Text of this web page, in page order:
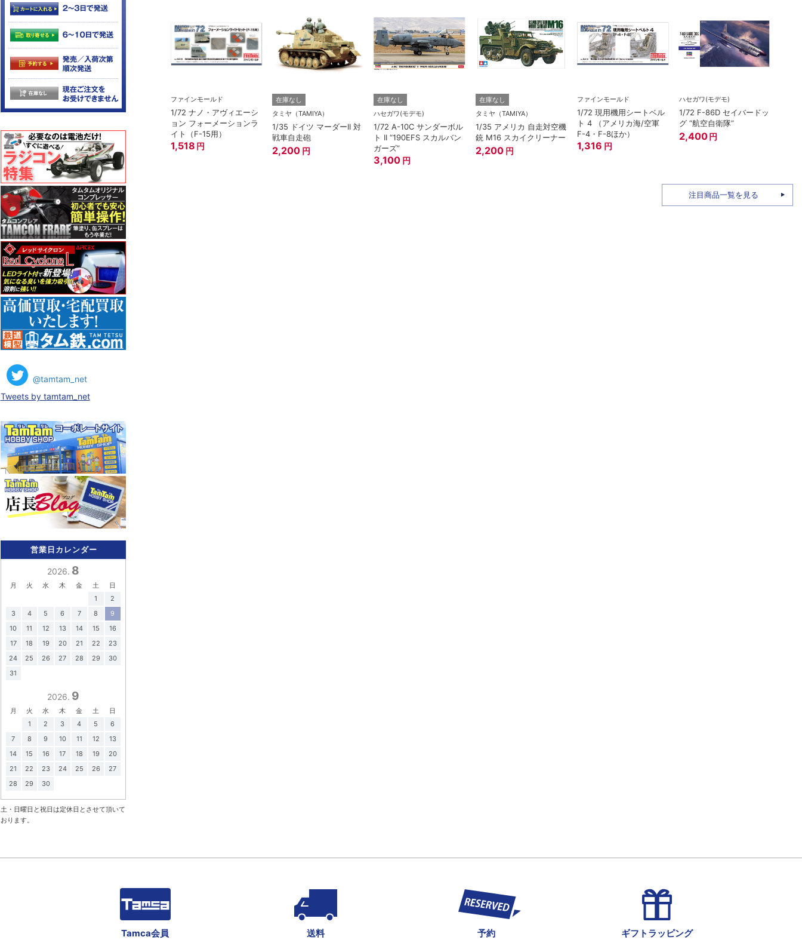
ファインモールド
1/72 ナノ・アヴィエーシ
ョン フォーメーションラ
イト（F-15用）
1,518 円
在庫なし
タミヤ（TAMIYA）
1/35 ドイツ マーダーII 対
戦車自走砲
2,200 円
在庫なし
ハセガワ(モデモ)
1/72 A-10C サンダーボル
ト II “190EFS スカルバン
ガーズ”
3,100 円
在庫なし
タミヤ（TAMIYA）
1/35 アメリカ 自走対空機
銃 M16 スカイクリーナー
2,200 円
ファインモールド
1/72 現用機用シートベル
ト 4 （アメリカ海/空軍
F-4・F-8ほか）
1,316 円
ハセガワ(モデモ)
1/72 F-86D セイバードッ
グ “航空自衛隊”
2,400 円
注目商品一覧を見る
@tamtam_net
Tweets by tamtam_net
営業日カレンダー
2026. 8
月 火 水 木 金 土
日
1
2
3
4 5 6 7 8
9
10
11 12 13 14 15
16
17
18 19 20 21 22
23
24
25 26 27 28 29
30
31
2026. 9
月 火 水 木 金 土
日
1
2 3 4 5
6
7
8 9 10 11 12
13
14
15 16 17 18 19
20
21
22 23 24 25 26
27
28
29 30
土・日曜日と祝日は定休日とさせて頂いて
おります。
Tamca会員 送料 予約 ギフトラッピング